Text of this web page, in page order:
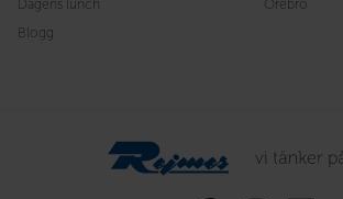
Dagens lunch
Blogg
Örebro